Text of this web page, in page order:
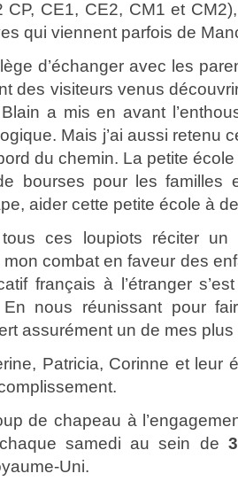
CP, CE1, CE2, CM1 et
qui viennent parfois de
d’échanger avec les
des visiteurs venus
a mis en avant
Mais j’ai aussi retenu
du chemin. La petite
bourses pour les familles
aider cette petite école à
ces loupiots réciter
mon combat en faveur des
français à l’étranger
En nous réunissant pour
assurément un de mes
Patricia, Corinne et leur
de chapeau à
samedi au sein de
Uni.